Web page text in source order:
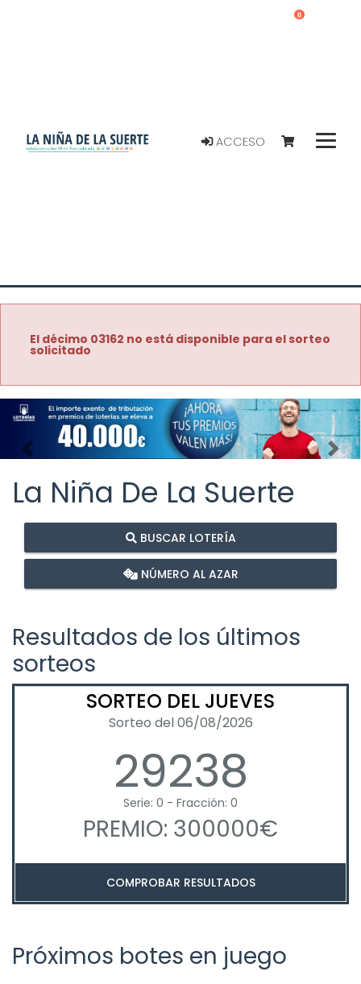
ACCESO
0
El décimo 03162 no está disponible para el sorteo
solicitado
Imagen anterior
La Niña De La Suerte
BUSCAR LOTERÍA
NÚMERO AL AZAR
Resultados de los últimos
sorteos
SORTEO DEL JUEVES
Sorteo del 06/08/2026
29238
Serie: 0 - Fracción: 0
PREMIO: 300000€
COMPROBAR RESULTADOS
Próximos botes en juego